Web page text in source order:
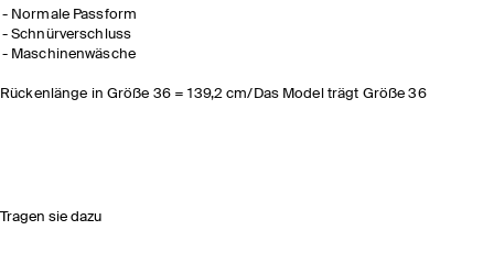
Normale Passform
Schnürverschluss
Maschinenwäsche
Rückenlänge in Größe 36 = 139,2 cm/Das Model trägt Größe 36
Tragen sie dazu